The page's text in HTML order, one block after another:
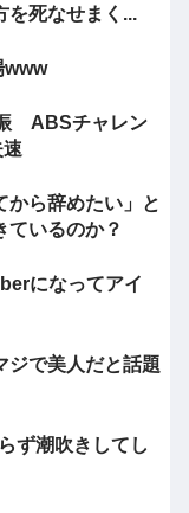
を死なせまく...
www
振 ABSチャレン
から辞めたい」と
いるのか？
になってアイ
ジで美人だと話題
ず潮吹きしてし